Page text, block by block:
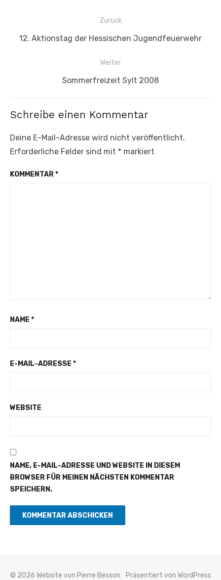
Beitragsnavigation
Zurück
Vorheriger
12. Aktionstag der Hessischen Jugendfeuerwehr
Weiter
Nächster
Sommerfreizeit Sylt 2008
Schreibe einen Kommentar
Deine E-Mail-Adresse wird nicht veröffentlicht.
Erforderliche Felder sind mit * markiert
KOMMENTAR*
NAME *
E-MAIL-ADRESSE *
WEBSITE
NAME, E-MAIL-ADRESSE UND WEBSITE IN DIESEM
BROWSER FÜR MEINEN NÄCHSTEN KOMMENTAR
SPEICHERN.
© 2026 Website von Pierre Besson Präsentiert von WordPress